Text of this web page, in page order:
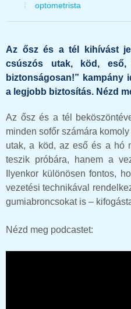
optometrista
Az ősz és a tél kihívást
csúszós utak, köd,
biztonságosan!” kampány
a legjobb biztosítás. Nézd
Az ősz és a tél
minden sofőr számára
utak, a köd, az eső és a hó
teszik próbára, hanem a
Ilyenkor különösen fontos,
vezetési technikával
gumiabroncsokat is –
Nézd meg podcastet: